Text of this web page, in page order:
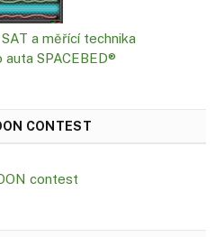
a měřící technika
SPACEBED®
CONTEST